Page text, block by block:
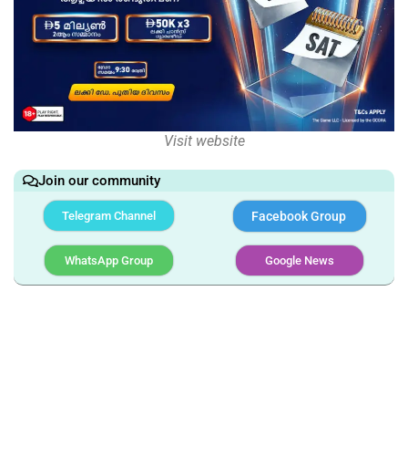
Visit website
Join our community
Telegram Channel Facebook Group
WhatsApp Group Google News